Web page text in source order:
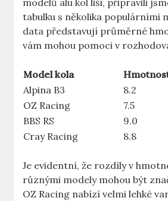
modelů alu kol liší, připravili
tabulku s několika populárními
data představují průměrné
vám mohou pomoci v
Model kola
Alpina B3
8.2
OZ Racing
7.5
BBS RS
9.0
Cray Racing
8.8
Je evidentní, že rozdíly v
různými modely mohou být
OZ Racing nabízí velmi lehké